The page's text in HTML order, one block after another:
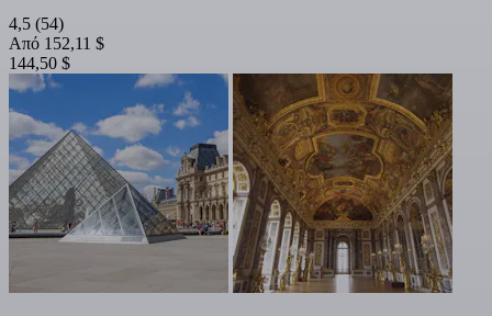
4,5 (54)
Από 152,11 $
144,50 $